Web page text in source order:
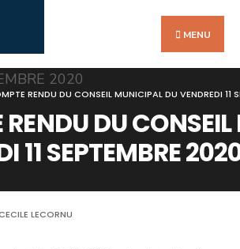
MENU
RENDU DU CONSEIL MUNICIPAL DU VENDREDI 11
DU
11 SEPTEMBRE
LECORNU